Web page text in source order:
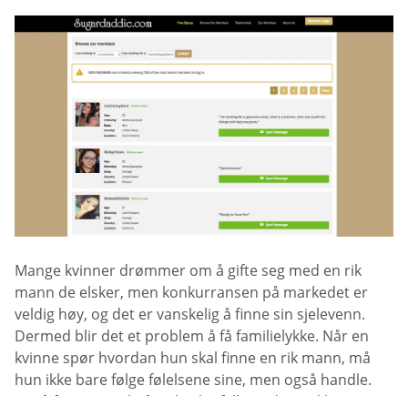
Mange kvinner drømmer om å gifte seg med en rik
mann de elsker, men konkurransen på markedet er
veldig høy, og det er vanskelig å finne sin sjelevenn.
Dermed blir det et problem å få familielykke. Når en
kvinne spør hvordan hun skal finne en rik mann, må
hun ikke bare følge følelsene sine, men også handle.